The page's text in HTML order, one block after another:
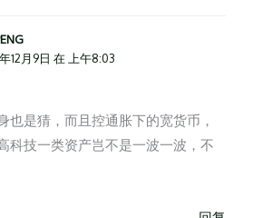
12月9日 在 上午8:03
也是猜，而且控通胀下的宽货币，
科技一类资产岂不是一波一波，不